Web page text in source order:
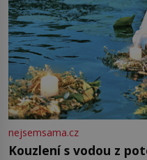
nejsemsama.cz
Kouzlení s vodou z